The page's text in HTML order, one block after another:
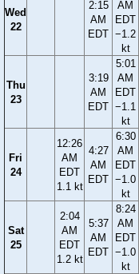
Wed
22
2:15
AM
EDT
AM
EDT
−1.2
kt
Thu
23
3:19
AM
EDT
5:01
AM
EDT
−1.1
kt
Fri
24
12:26
AM
EDT
1.1 kt
4:27
AM
EDT
6:30
AM
EDT
−1.0
kt
Sat
25
2:04
AM
EDT
1.2 kt
5:37
AM
EDT
8:24
AM
EDT
−1.0
kt